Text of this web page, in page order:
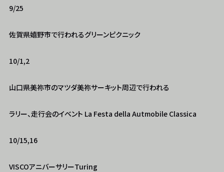
9/25
佐賀県嬉野市で行われるグリーンピクニック
10/1,2
山口県美祢市のマツダ美祢サーキット周辺で行われる
ラリー、走行会のイベント La Festa della Autmobile Classica
10/15,16
VISCOアニバーサリーTuring